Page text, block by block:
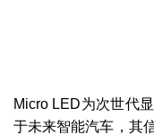
Micro LED为次世代
于未来智能汽车，其